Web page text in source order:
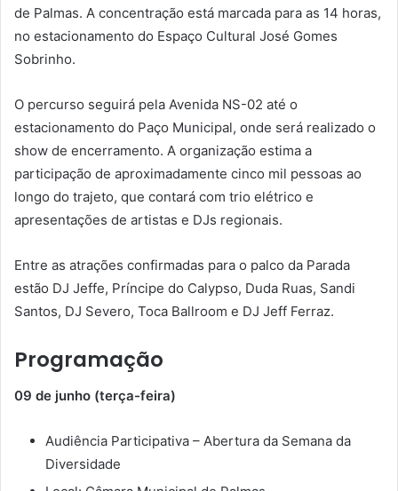
de Palmas. A concentração está marcada para as 14 horas,
no estacionamento do Espaço Cultural José Gomes
Sobrinho.
O percurso seguirá pela Avenida NS-02 até o
estacionamento do Paço Municipal, onde será realizado o
show de encerramento. A organização estima a
participação de aproximadamente cinco mil pessoas ao
longo do trajeto, que contará com trio elétrico e
apresentações de artistas e DJs regionais.
Entre as atrações confirmadas para o palco da Parada
estão DJ Jeffe, Príncipe do Calypso, Duda Ruas, Sandi
Santos, DJ Severo, Toca Ballroom e DJ Jeff Ferraz.
Programação
09 de junho (terça-feira)
Audiência Participativa – Abertura da Semana da
Diversidade